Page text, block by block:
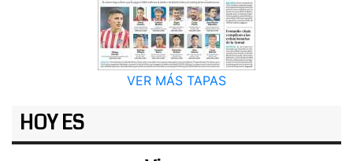
VER MÁS TAPAS
HOY ES